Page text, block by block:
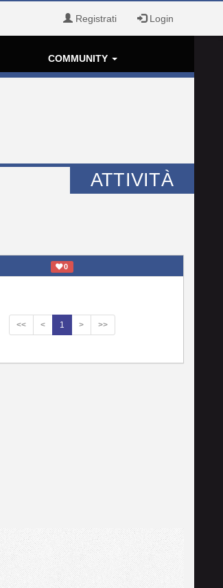
Registrati Login
COMMUNITY
ATTIVITÀ
0
<< < 1 > >>